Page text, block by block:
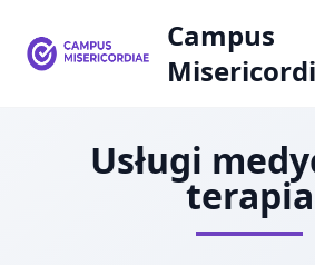
Campus
Usługi
terapia